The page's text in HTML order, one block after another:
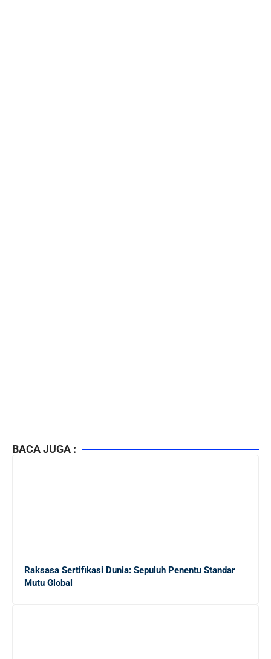
BACA JUGA :
Raksasa Sertifikasi Dunia: Sepuluh Penentu Standar
Mutu Global